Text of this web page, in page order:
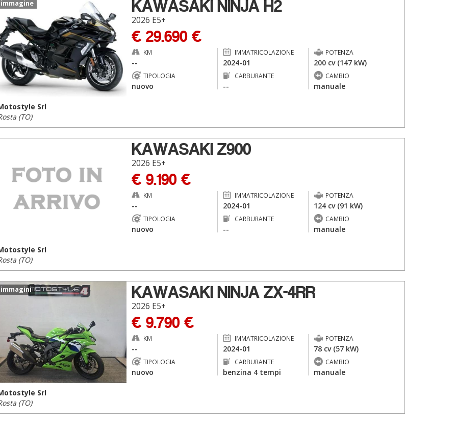
immagine KAWASAKI NINJA H2
2026 E5+
€ 29.690 €
KM
--
IMMATRICOLAZIONE
2024-01
POTENZA
200 cv (147 kW)
TIPOLOGIA
nuovo
CARBURANTE
--
CAMBIO
manuale
Srl
(TO)
KAWASAKI Z900
2026 E5+
€ 9.190 €
KM
--
IMMATRICOLAZIONE
2024-01
POTENZA
124 cv (91 kW)
TIPOLOGIA
nuovo
CARBURANTE
--
CAMBIO
manuale
Srl
(TO)
immagini KAWASAKI NINJA ZX-4RR
2026 E5+
€ 9.790 €
KM
--
IMMATRICOLAZIONE
2024-01
POTENZA
78 cv (57 kW)
TIPOLOGIA
nuovo
CARBURANTE
benzina 4 tempi
CAMBIO
manuale
Srl
(TO)